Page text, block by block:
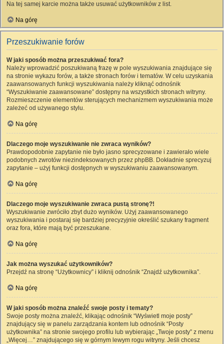
Na tej samej karcie można także usuwać użytkowników z list.
Na górę
Przeszukiwanie forów
W jaki sposób można przeszukiwać fora?
Należy wprowadzić poszukiwaną frazę w pole wyszukiwania znajdujące się
na stronie wykazu forów, a także stronach forów i tematów. W celu uzyskania
zaawansowanych funkcji wyszukiwania należy kliknąć odnośnik
“Wyszukiwanie zaawansowane” dostępny na wszystkich stronach witryny.
Rozmieszczenie elementów sterujących mechanizmem wyszukiwania może
zależeć od używanego stylu.
Na górę
Dlaczego moje wyszukiwanie nie zwraca wyników?
Prawdopodobnie zapytanie nie było jasno sprecyzowane i zawierało wiele
podobnych zwrotów niezindeksowanych przez phpBB. Dokładnie sprecyzuj
zapytanie – użyj funkcji dostępnych w wyszukiwaniu zaawansowanym.
Na górę
Dlaczego moje wyszukiwanie zwraca pustą stronę?!
Wyszukiwanie zwróciło zbyt dużo wyników. Użyj zaawansowanego
wyszukiwania i postaraj się bardziej precyzyjnie określić szukany fragment
oraz fora, które mają być przeszukane.
Na górę
Jak można wyszukać użytkowników?
Przejdź na stronę “Użytkownicy” i kliknij odnośnik “Znajdź użytkownika”.
Na górę
W jaki sposób można znaleźć swoje posty i tematy?
Swoje posty można znaleźć, klikając odnośnik “Wyświetl moje posty”
znajdujący się w panelu zarządzania kontem lub odnośnik “Posty
użytkownika” na stronie swojego profilu lub wybierając „Twoje posty” z menu
„Więcej…” znajdującego się w górnym lewym rogu witryny. Jeśli chcesz